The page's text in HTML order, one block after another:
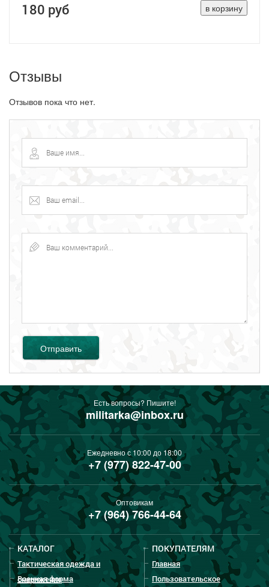
180 руб
Отзывы
Отзывов пока что нет.
Отправить
Есть вопросы? Пишите!
militarka@inbox.ru
Ежедневно с 10:00 до 18:00
+7 (977) 822-47-00
Оптовикам
+7 (964) 766-44-64
КАТАЛОГ
Тактическая одежда и
снаряжение
Военная форма
ПОКУПАТЕЛЯМ
Главная
Пользовательское